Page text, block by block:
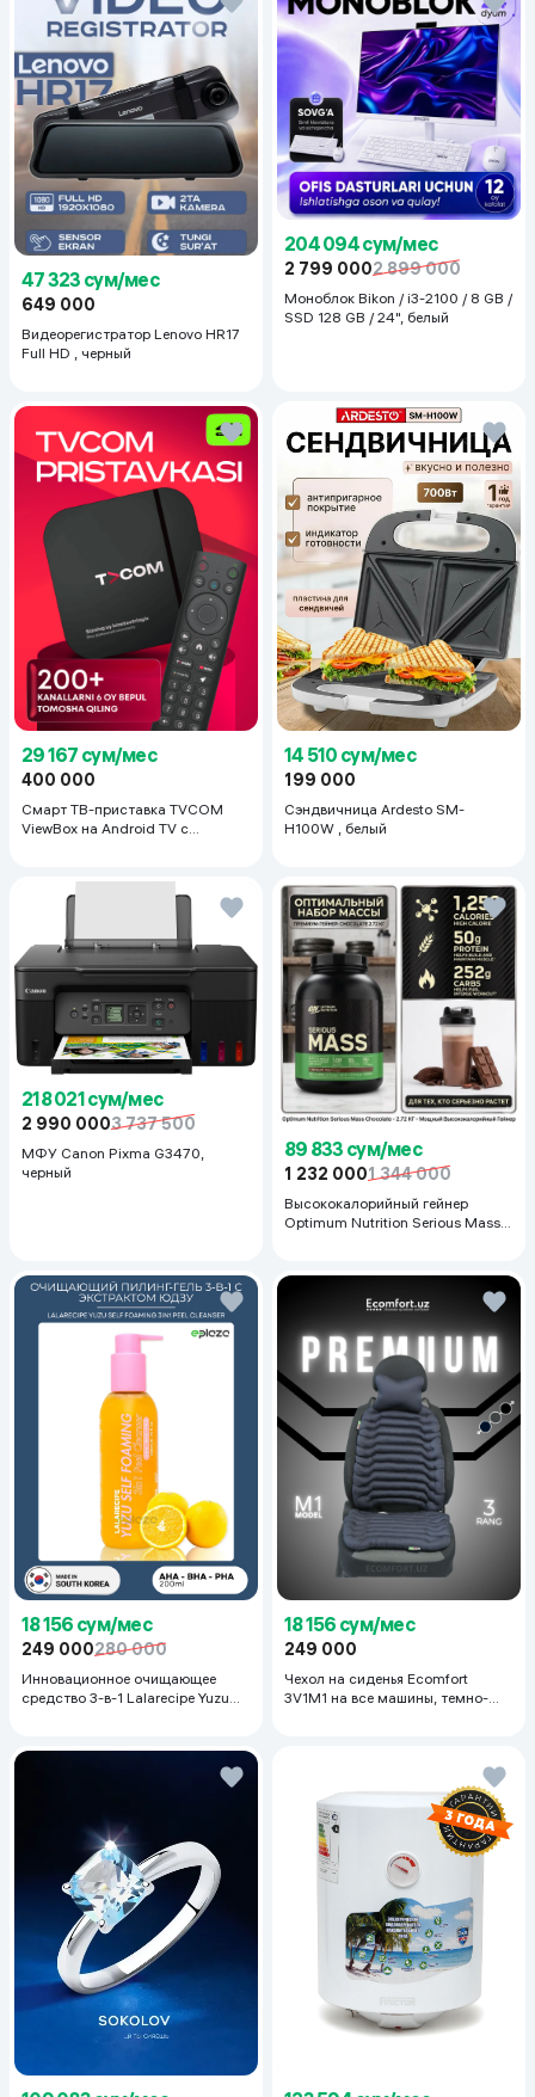
47 323 сум/мес
649 000
Видеорегистратор Lenovo HR17
Full HD , черный
204 094 сум/мес
2 799 0002 899 000
Моноблок Bikon / i3-2100 / 8 GB /
SSD 128 GB / 24", белый
29 167 сум/мес
400 000
Смарт ТВ-приставка TVCOM
ViewBox на Android TV с
14 510 сум/мес
199 000
Сэндвичница Ardesto SM-
H100W , белый
218 021 сум/мес
2 990 0003 737 500
МФУ Canon Pixma G3470,
черный
89 833 сум/мес
1 232 0001 344 000
Высококалорийный гейнер
Optimum Nutrition Serious Mass,
18 156 сум/мес
249 000280 000
Инновационное очищающее
средство 3-в-1 Lalarecipe Yuzu
18 156 сум/мес
249 000
Чехол на сиденья Ecomfort
3V1M1 на все машины, темно-